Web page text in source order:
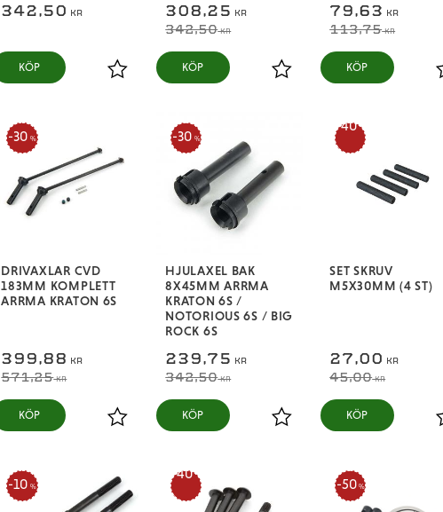
342,50 KR
Lägg till i favoriter
KÖP
308,25 KR
342,50KR
Lägg till i favoriter
KÖP
79,63 KR
113,75KR
KÖP
DRIVAXLAR CVD
183MM KOMPLETT
ARRMA KRATON 6S
399,88 KR
571,25KR
30 %
Lägg till i favoriter
KÖP
HJULAXEL BAK
8X45MM ARRMA
KRATON 6S /
NOTORIOUS 6S / BIG
ROCK 6S
239,75 KR
342,50KR
30 %
Lägg till i favoriter
KÖP
SET SKRUV
M5X30MM (4 ST)
27,00 KR
45,00KR
40
%
KÖP
10 %
40
%
50 %